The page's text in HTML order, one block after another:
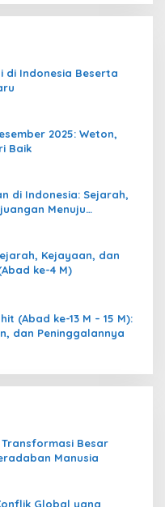
di Indonesia Beserta
2025: Weton,
Baik
di Indonesia: Sejarah,
Menuju
Kejayaan, dan
ke-4 M)
(Abad ke-13 M – 15 M):
dan Peninggalannya
Besar
Manusia
Global yang